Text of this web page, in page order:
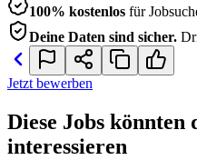
100% kostenlos für
Deine Daten sind sicher.
Jetzt bewerben
Diese Jobs könnten
interessieren